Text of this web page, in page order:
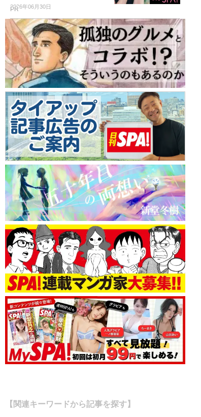
2026年06月30日
PR
【関連キーワードから記事を探す】